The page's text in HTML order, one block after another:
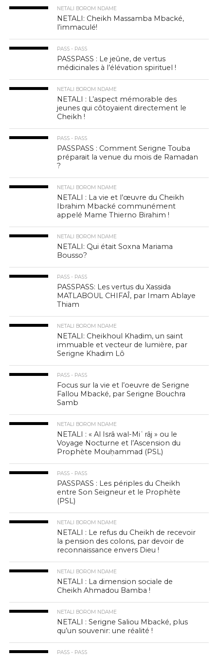
NETALI BOROM NDAME
NETALI: Cheikh Massamba Mbacké,
l’immaculé!
PASS - PASS
PASSPASS : Le jeûne, de vertus
médicinales à l’élévation spirituel !
NETALI BOROM NDAME
NETALI : L’aspect mémorable des
jeunes qui côtoyaient directement le
Cheikh !
PASS - PASS
PASSPASS : Comment Serigne Touba
préparait la venue du mois de Ramadan
?
NETALI BOROM NDAME
NETALI : La vie et l’œuvre du Cheikh
Ibrahim Mbacké communément
appelé Mame Thierno Birahim !
NETALI BOROM NDAME
NETALI: Qui était Soxna Mariama
Bousso?
PASS - PASS
PASSPASS: Les vertus du Xassida
MATLABOUL CHIFAÎ, par Imam Ablaye
Thiam
NETALI BOROM NDAME
NETALI: Cheikhoul Khadim, un saint
immuable et vecteur de lumière, par
Serigne Khadim Lô
PASS - PASS
Focus sur la vie et l’oeuvre de Serigne
Fallou Mbacké, par Serigne Bouchra
Samb
NETALI BOROM NDAME
NETALI : « Al Isrâ wal-Miʿrâj » ou le
Voyage Nocturne et l’Ascension du
Prophète Mouḥammad (PSL)
PASS - PASS
PASSPASS : Les périples du Cheikh
entre Son Seigneur et le Prophète
(PSL)
NETALI BOROM NDAME
NETALI : Le refus du Cheikh de recevoir
la pension des colons, par devoir de
reconnaissance envers Dieu !
NETALI BOROM NDAME
NETALI : La dimension sociale de
Cheikh Ahmadou Bamba !
NETALI BOROM NDAME
NETALI : Serigne Saliou Mbacké, plus
qu’un souvenir: une réalité !
PASS - PASS